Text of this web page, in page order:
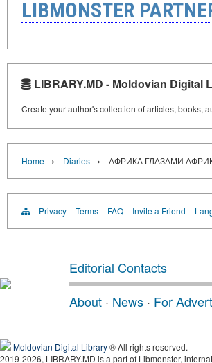
LIBMONSTER
LIBRARY.MD - Moldovian Digital
Create your author's collection of articles, books,
Home › Diaries › АФРИКА ГЛАЗАМИ
Privacy Terms FAQ Invite a Friend
Editorial Contacts
About · News · For
Moldovian Digital Library® All rights reserved.
2019-2026, LIBRARY.MD is a part of Libmonster,